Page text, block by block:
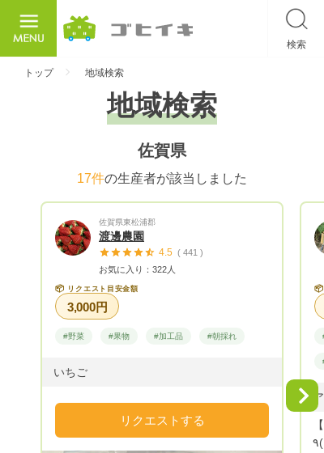
検索
トップ 地域検索
地域検索
佐賀県
17件の生産者が該当しました
佐賀県東松浦郡
渡邊農園
4.5 ( 441 )
お気に入り：322人
📦 リクエスト目安金額
3,000円
#野菜 #果物 #加工品 #朝採れ
いちご
リクエストする
📦
٩( ᐛ )و 送料別での注文を宜しくお願い